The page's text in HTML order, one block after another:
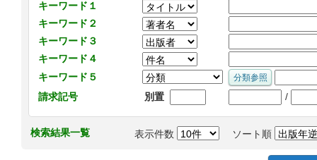
キーワード１
キーワード２
キーワード３
キーワード４
キーワード５
請求記号
別置 /
検索結果一覧 表示件数 ソート順